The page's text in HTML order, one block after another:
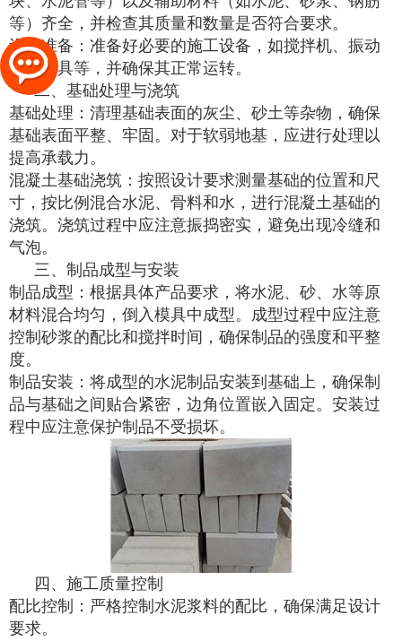
等）齐全，并检查其质量和数量是否符合要求。
设备准备：准备好必要的施工设备，如搅拌机、振动
棒、模具等，并确保其正常运转。
二、基础处理与浇筑
基础处理：清理基础表面的灰尘、砂土等杂物，确保
基础表面平整、牢固。对于软弱地基，应进行处理以
提高承载力。
混凝土基础浇筑：按照设计要求测量基础的位置和尺
寸，按比例混合水泥、骨料和水，进行混凝土基础的
浇筑。浇筑过程中应注意振捣密实，避免出现冷缝和
气泡。
三、制品成型与安装
制品成型：根据具体产品要求，将水泥、砂、水等原
材料混合均匀，倒入模具中成型。成型过程中应注意
控制砂浆的配比和搅拌时间，确保制品的强度和平整
度。
制品安装：将成型的水泥制品安装到基础上，确保制
品与基础之间贴合紧密，边角位置嵌入固定。安装过
程中应注意保护制品不受损坏。
四、施工质量控制
配比控制：严格控制水泥浆料的配比，确保满足设计
要求。